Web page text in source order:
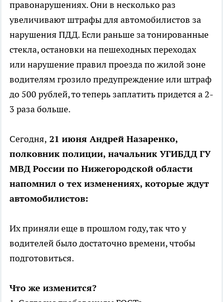
правонарушениях. Они в несколько раз
увеличивают штрафы для автомобилистов за
нарушения ПДД. Если раньше за тонированные
стекла, остановки на пешеходных переходах
или нарушение правил проезда по жилой зоне
водителям грозило предупреждение или штраф
до 500 рублей, то теперь заплатить придется а 2-
3 раза больше.
Сегодня, 21 июня Андрей Назаренко,
полковник полиции, начальник УГИБДД ГУ
МВД России по Нижегородской области
напомнил о тех изменениях, которые ждут
автомобилистов:
Их приняли еще в прошлом году, так что у
водителей было достаточно времени, чтобы
подготовиться.
Что же изменится?